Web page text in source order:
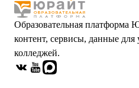
Образовательная платформа
контент, сервисы, данные для
колледжей.